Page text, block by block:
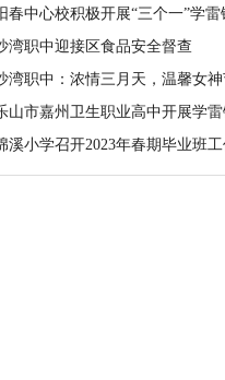
春中心校积极开展“三个一”学
湾职中迎接区食品安全督查
湾职中：浓情三月天，温馨女
山市嘉州卫生职业高中开展学
溪小学召开2023年春期毕业班